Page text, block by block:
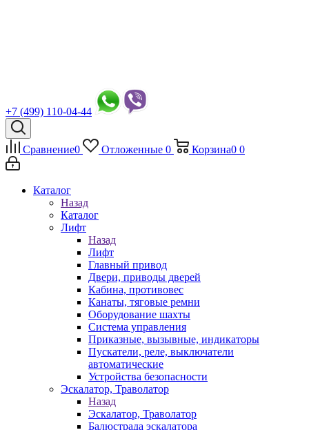
+7 (499) 110-04-44
Сравнение0 Отложенные 0 Корзина0 0
Каталог
Назад
Каталог
Лифт
Назад
Лифт
Главный привод
Двери, приводы дверей
Кабина, противовес
Канаты, тяговые ремни
Оборудование шахты
Система управления
Приказные, вызывные, индикаторы
Пускатели, реле, выключатели
автоматические
Устройства безопасности
Эскалатор, Траволатор
Назад
Эскалатор, Траволатор
Балюстрада эскалатора